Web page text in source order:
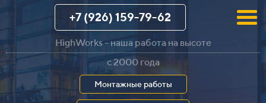
+7 (926) 159-79-62
HighWorks - наша работа на высоте
с 2000 года
Монтажные работы